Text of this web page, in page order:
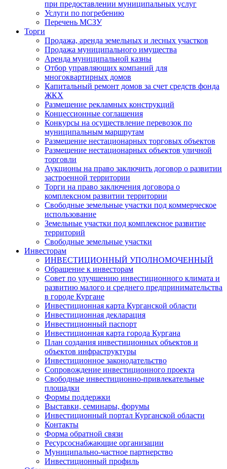
при предоставлении муниципальных услуг
Услуги по погребению
Перечень МСЗУ
Торги
Продажа, аренда земельных и лесных участков
Продажа муниципального имущества
Аренда муниципальной казны
Отбор управляющих компаний для
многоквартирных домов
Капитальный ремонт домов за счет средств фонда
ЖКХ
Размещение рекламных конструкций
Концессионные соглашения
Конкурсы на осуществление перевозок по
муниципальным маршрутам
Размещение нестационарных торговых объектов
Размещение нестационарных объектов уличной
торговли
Аукционы на право заключить договор о развитии
застроенной территории
Торги на право заключения договора о
комплексном развитии территории
Свободные земельные участки под коммерческое
использование
Земельные участки под комплексное развитие
территорий
Свободные земельные участки
Инвесторам
ИНВЕСТИЦИОННЫЙ УПОЛНОМОЧЕННЫЙ
Обращение к инвесторам
Совет по улучшению инвестиционного климата и
развитию малого и среднего предпринимательства
в городе Кургане
Инвестиционная карта Курганской области
Инвестиционная декларация
Инвестиционный паспорт
Инвестиционная карта города Кургана
План создания инвестиционных объектов и
объектов инфраструктуры
Инвестиционное законодательство
Сопровождение инвестиционного проекта
Свободные инвестиционно-привлекательные
площадки
Формы поддержки
Выставки, семинары, форумы
Инвестиционный портал Курганской области
Контакты
Форма обратной связи
Ресурсоснабжающие организации
Муниципально-частное партнерство
Инвестиционный профиль